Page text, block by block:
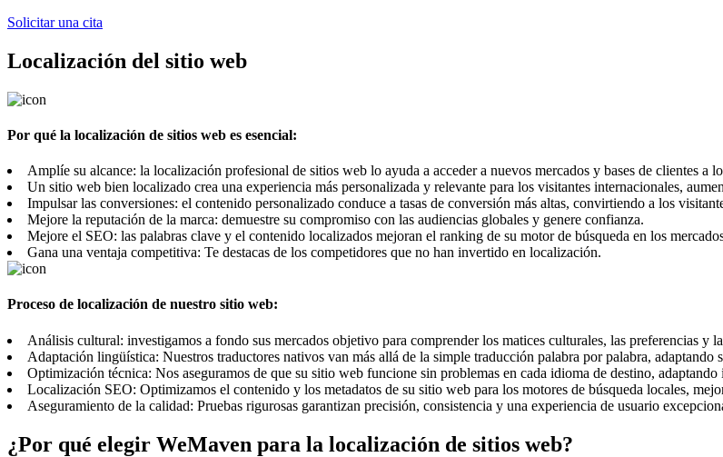
Solicitar una cita
Localización del sitio web
Por qué la localización de sitios web es esencial:
Amplíe su alcance: la localización profesional de sitios web lo ayuda a acceder a nuevos mercados y bases de clientes a
Un sitio web bien localizado crea una experiencia más personalizada y relevante para los visitantes internacionales,
Impulsar las conversiones: el contenido personalizado conduce a tasas de conversión más altas, convirtiendo a los
Mejore la reputación de la marca: demuestre su compromiso con las audiencias globales y genere confianza.
Mejore el SEO: las palabras clave y el contenido localizados mejoran el ranking de su motor de búsqueda en los
Gana una ventaja competitiva: Te destacas de los competidores que no han invertido en localización.
Proceso de localización de nuestro sitio web:
Análisis cultural: investigamos a fondo sus mercados objetivo para comprender los matices culturales, las preferencias y
Adaptación lingüística: Nuestros traductores nativos van más allá de la simple traducción palabra por palabra,
Optimización técnica: Nos aseguramos de que su sitio web funcione sin problemas en cada idioma de destino, adaptando
Localización SEO: Optimizamos el contenido y los metadatos de su sitio web para los motores de búsqueda locales,
Aseguramiento de la calidad: Pruebas rigurosas garantizan precisión, consistencia y una experiencia de usuario
¿Por qué elegir WeMaven para la localización de sitios web?